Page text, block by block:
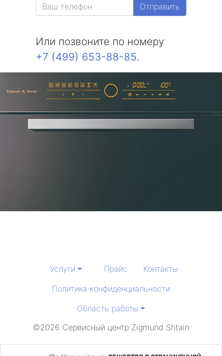
Отправить
Или позвоните по номеру
+7 (499) 653-88-85.
Услуги Прайс
Контакты
Политика конфиденциальности
Область работы
©2026 Сервисный центр Zigmund Shtain